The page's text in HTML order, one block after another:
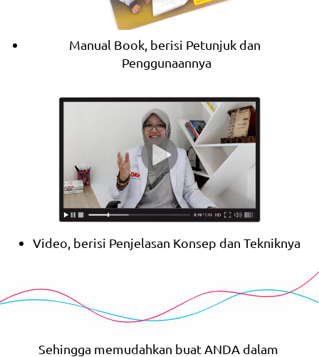
Manual Book, berisi Petunjuk dan
Penggunaannya
Video, berisi Penjelasan Konsep dan Tekniknya
Sehingga memudahkan buat ANDA dalam